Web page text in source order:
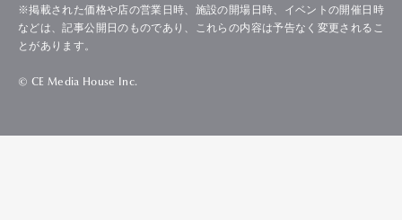
※掲載された価格や店の営業日時、施設の開場日時、イベントの開催日時
などは、記事公開日のものであり、これらの内容は予告なく変更されるこ
とがあります。
© CE Media House Inc.